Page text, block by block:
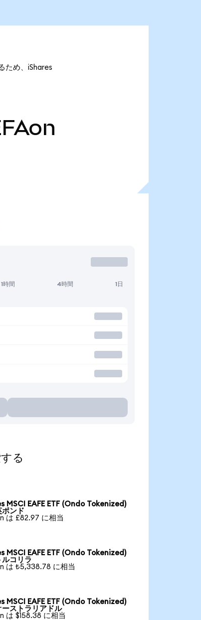
ため、iShares
1時間 4時間 1日
る
MSCI EAFE ETF (Ondo Tokenized)
ポンド
は £82.97 に相当
MSCI EAFE ETF (Ondo Tokenized)
コリラ
は ₺5,338.78 に相当
MSCI EAFE ETF (Ondo Tokenized)
ーストラリアドル
は $158.38 に相当